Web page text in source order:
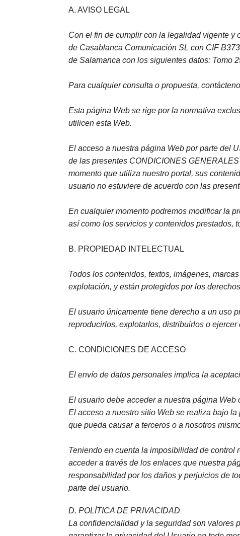
LIBROS
A. AVISO LEGAL
Con el fin de cumplir con la legalidad vigente y
de Casablanca Comunicación SL con CIF
de Salamanca con los siguientes datos: Tomo
Para cualquier consulta o propuesta,
Esta página Web se rige por la normativa
utilicen esta Web.
El acceso a nuestra página Web por parte del
de las presentes CONDICIONES
momento que utiliza nuestro portal, sus
usuario no estuviere de acuerdo con las
En cualquier momento podremos modificar la
así como los servicios y contenidos prestados,
B. PROPIEDAD INTELECTUAL
Todos los contenidos, textos, imágenes,
explotación, y están protegidos por los
El usuario únicamente tiene derecho a un uso
reproducirlos, explotarlos, distribuirlos o
C. CONDICIONES DE ACCESO
El envío de datos personales implica la
El usuario debe acceder a nuestra página
El acceso a nuestro sitio Web se realiza bajo
que pueda causar a terceros o a nosotros
Teniendo en cuenta la imposibilidad de control
acceder a través de los enlaces que nuestra
responsabilidad por los daños y perjuicios de
parte del usuario.
D. POLÍTICA DE PRIVACIDAD
La confidencialidad y la seguridad son valores